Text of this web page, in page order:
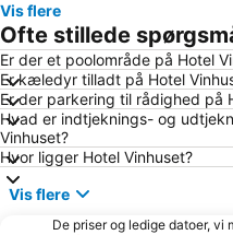
Vis flere
Ofte stillede
Er der et poolområde på Hotel
Er kæledyr tilladt på Hotel
Er der parkering til rådighed på
Hvad er indtjeknings- og
Vinhuset?
Hvor ligger Hotel Vinhuset?
Vis flere
De priser og ledige datoer,